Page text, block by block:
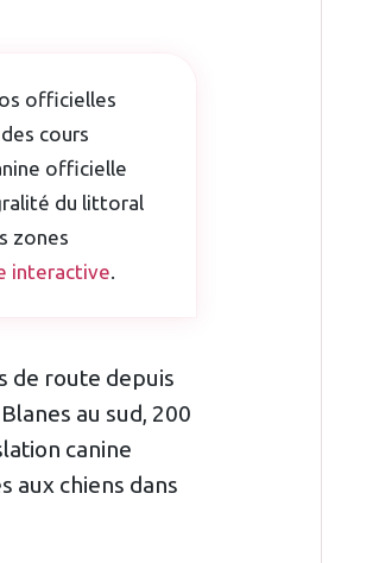
officielles
cours
officielle
du littoral
zones
interactive
de route depuis
au sud, 200
canine
aux chiens dans